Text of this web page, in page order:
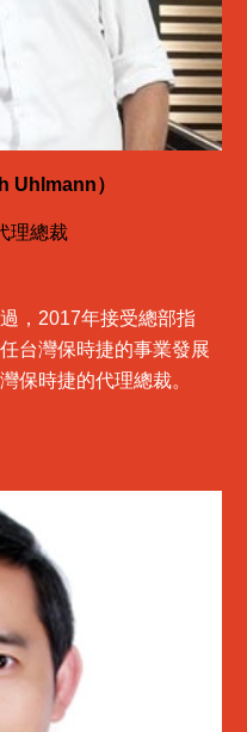
Uhlmann）
理總裁
，2017年接受總部指
台灣保時捷的事業發展
保時捷的代理總裁。